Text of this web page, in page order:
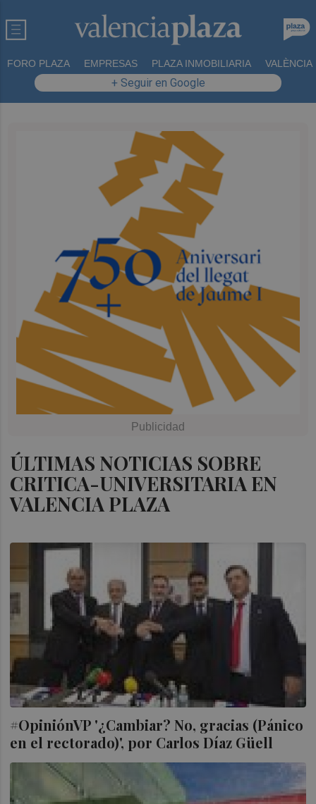
FORO PLAZA EMPRESAS PLAZA INMOBILIARIA VALÈNCIA
+ Seguir en Google
ÚLTIMAS NOTICIAS SOBRE
CRITICA-UNIVERSITARIA EN
VALENCIA PLAZA
#OpiniónVP '¿Cambiar? No, gracias (Pánico
en el rectorado)', por Carlos Díaz Güell